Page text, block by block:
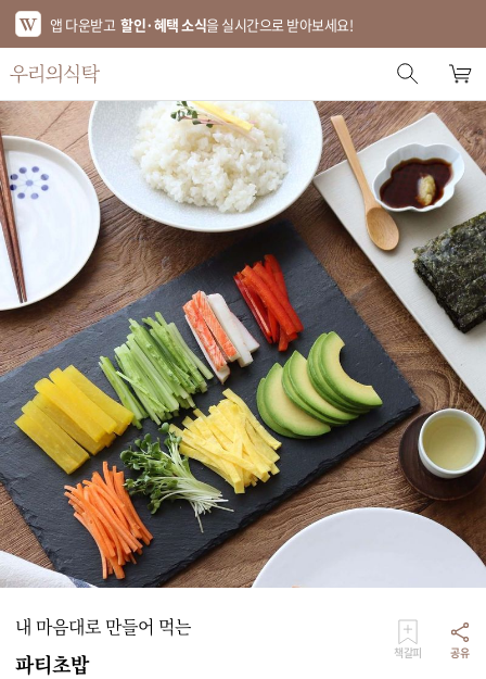
앱 다운받고 할인·혜택 소식을 실시간으로 받아보세요!
스토어 홈
에디터 추천
한정특가
베스트
신상품
기획전
브랜드
푸드
키친
리빙
가전
내 마음대로 만들어 먹는
파티초밥 책갈피 공유